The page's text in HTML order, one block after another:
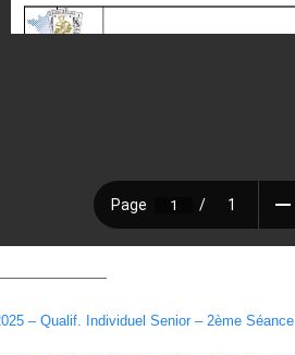
– Qualif. Individuel Senior – 2ème Séance